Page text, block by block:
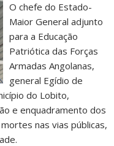
O chefe do Estado-
Maior General adjunto
para a Educação
Patriótica das Forças
Armadas Angolanas,
general Egídio de
do Lobito,
e enquadramento dos
nas vias públicas,